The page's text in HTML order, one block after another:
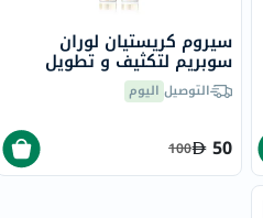
سيروم كريستيان لوران
سوبريم لتكثيف و تطويل
الرموش، 10 مل
التوصيل اليوم
50
100